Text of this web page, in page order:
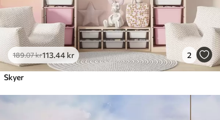
189.07kr113 .44 kr 2
Skyer